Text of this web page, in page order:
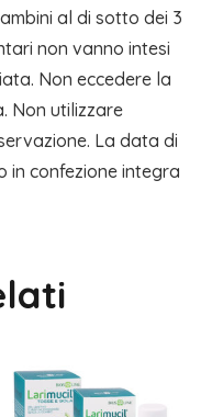
al di sotto dei 3
non vanno intesi
Non eccedere la
Non utilizzare
La data di
in confezione integra